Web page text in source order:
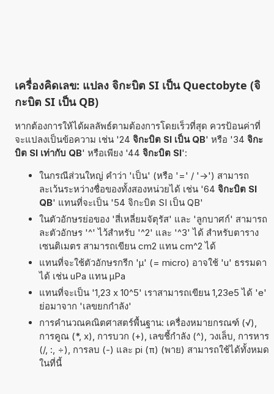
เครื่องคิดเลข: แปลง จิกะบิต SI เป็น Quectobyte (จิ
กะบิต SI เป็น QB)
หากต้องการให้ได้ผลลัพธ์ตามต้องการโดยเร็วที่สุด ควรป้อนค่าที่
จะแปลงเป็นข้อความ เช่น '24 จิกะบิต SI เป็น QB' หรือ '34 จิกะ
บิต SI เท่ากับ QB' หรือเพียง '44 จิกะบิต SI':
ในกรณีส่วนใหญ่ คำว่า 'เป็น' (หรือ '=' / '->') สามารถ
ละเว้นระหว่างชื่อของทั้งสองหน่วยได้ เช่น '64 จิกะบิต SI
QB' แทนที่จะเป็น '54 จิกะบิต SI เป็น QB'
ในตัวอักษรย่อของ 'สี่เหลี่ยมจัตุรัส' และ 'ลูกบาศก์' สามารถ
ละตัวอักษร '^' ไว้สำหรับ '^2' และ '^3' ได้ สำหรับตาราง
เซนติเมตร สามารถเขียน cm2 แทน cm^2 ได้
แทนที่จะใช้ตัวอักษรกรีก 'µ' (= micro) อาจใช้ 'u' ธรรมดา
ได้ เช่น uPa แทน µPa
แทนที่จะเป็น '1,23 x 10^5' เราสามารถเขียน 1,23e5 ได้ 'e'
ย่อมาจาก 'เลขยกกำลัง'
การคำนวณคณิตศาสตร์พื้นฐาน: เครื่องหมายกรณฑ์ (√),
การคูณ (*, x), การบวก (+), เลขชี้กำลัง (^), วงเล็บ, การหาร
(/, :, ÷), การลบ (-) และ pi (π) (พาย) สามารถใช้ได้ทั้งหมด
ในที่นี้